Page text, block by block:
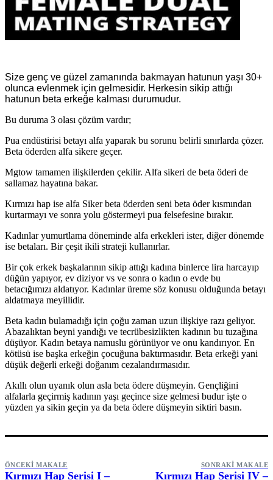
Size genç ve güzel zamanında bakmayan hatunun yaşı 30+
olunca evlenmek için gelmesidir. Herkesin sikip attığı
hatunun beta erkeğe kalması durumudur.
Bu duruma 3 olası çözüm vardır;
Pua endüstirisi betayı alfa yaparak bu sorunu belirli sınırlarda çözer.
Beta öderden alfa sikere geçer.
Mgtow tamamen ilişkilerden çekilir. Alfa sikeri de beta öderi de
sallamaz hayatına bakar.
Kırmızı hap ise alfa Siker beta öderden seni beta öder kısmından
kurtarmayı ve sonra yolu göstermeyi pua felsefesine bırakır.
Kadınlar yumurtlama döneminde alfa erkekleri ister, diğer dönemde
ise betaları. Bir çeşit ikili strateji kullanırlar.
Bir çok erkek başkalarının sikip attığı kadına binlerce lira harcayıp
düğün yapıyor, ev diziyor vs ve sonra o kadın o evde bu
betacığımızı aldatıyor. Kadınlar üreme söz konusu olduğunda betayı
aldatmaya meyillidir.
Beta kadın bulamadığı için çoğu zaman uzun ilişkiye razı geliyor.
Abazalıktan beyni yandığı ve tecrübesizlikten kadının bu tuzağına
düşüyor. Kadın betaya namuslu görünüyor ve onu kandırıyor. En
kötüsü ise başka erkeğin çocuğuna baktırmasıdır. Beta erkeği yani
düşük değerli erkeği doğanım cezalandırmasıdır.
Akıllı olun uyanık olun asla beta ödere düşmeyin. Gençliğini
alfalarla geçirmiş kadının yaşı geçince size gelmesi budur işte o
yüzden ya sikin geçin ya da beta ödere düşmeyin siktiri basın.
ÖNCEKI MAKALE
Kırmızı Hap Serisi I –
SONRAKI MAKALE
Kırmızı Hap Serisi IV –